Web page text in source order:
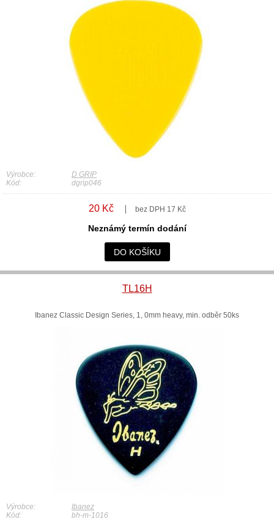
Výrobce:
D GRIP
Kód:
dgrip046
20 Kč bez DPH 17 Kč
Neznámý termín dodání
DO KOŠÍKU
TL16H
Ibanez Classic Design Series, 1, 0mm heavy, min. odběr 50ks
Výrobce:
Ibanez
Kód:
bh-m-1016